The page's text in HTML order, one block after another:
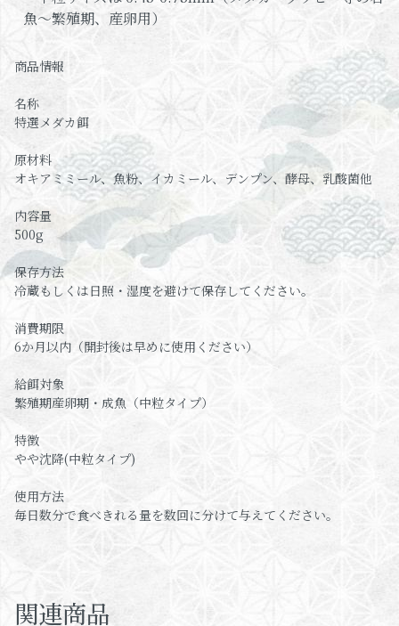
魚～繁殖期、産卵用）
商品情報
名称
特選メダカ餌
原材料
オキアミミール、魚粉、イカミール、デンプン、酵母、乳酸菌他
内容量
500g
保存方法
冷蔵もしくは日照・湿度を避けて保存してください。
消費期限
6か月以内（開封後は早めに使用ください）
給餌対象
繁殖期産卵期・成魚（中粒タイプ）
特徴
やや沈降(中粒タイプ)
使用方法
毎日数分で食べきれる量を数回に分けて与えてください。
関連商品